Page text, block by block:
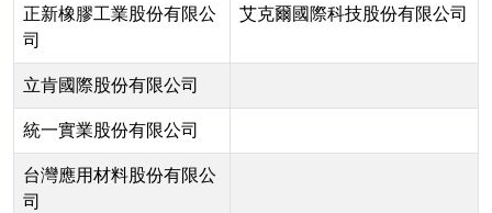
正新橡膠工業股份有限公
司
艾克爾國際科技股份有限公司
立肯國際股份有限公司
統一實業股份有限公司
台灣應用材料股份有限公
司